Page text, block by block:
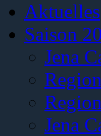
Aktuelles
Saison
Jena
Jena